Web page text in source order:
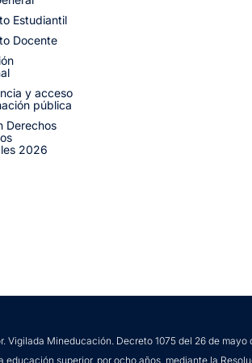
Estudiantil
Docente
y acceso
pública
Derechos
2026
Vigilada Mineducación. Decreto 1075 del 26 de mayo
superior, por ocho años, mediante la